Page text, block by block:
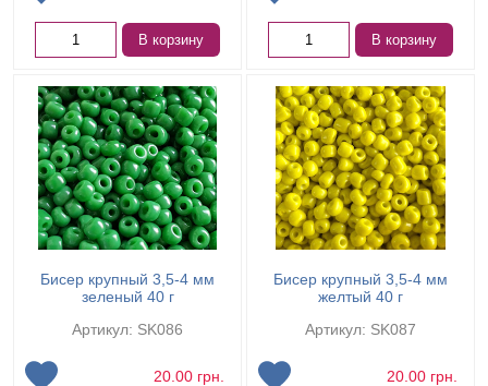
В корзину В корзину
Бисер крупный 3,5-4 мм
зеленый 40 г
Артикул: SK086
20.00 грн.
Бисер крупный 3,5-4 мм
желтый 40 г
Артикул: SK087
20.00 грн.